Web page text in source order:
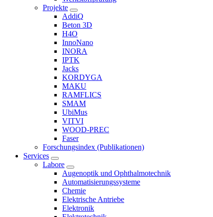
Projekte
AddiQ
Beton 3D
H4O
InnoNano
INORA
IPTK
Jacks
KORDYGA
MAKU
RAMFLICS
SMAM
UbiMus
VITVI
WOOD-PREC
Faser
Forschungsindex (Publikationen)
Services
Labore
Augenoptik und Ophthalmotechnik
Automatisierungssysteme
Chemie
Elektrische Antriebe
Elektronik